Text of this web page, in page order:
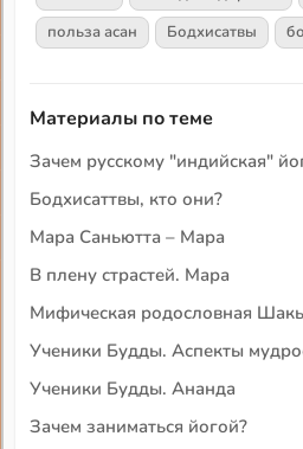
польза асан
Бодхисатвы
Материалы по теме
Зачем русскому "индийская"
Бодхисаттвы, кто они?
Мара Саньютта – Мара
В плену страстей. Мара
Мифическая родословная
Ученики Будды. Аспекты
Ученики Будды. Ананда
Зачем заниматься йогой?